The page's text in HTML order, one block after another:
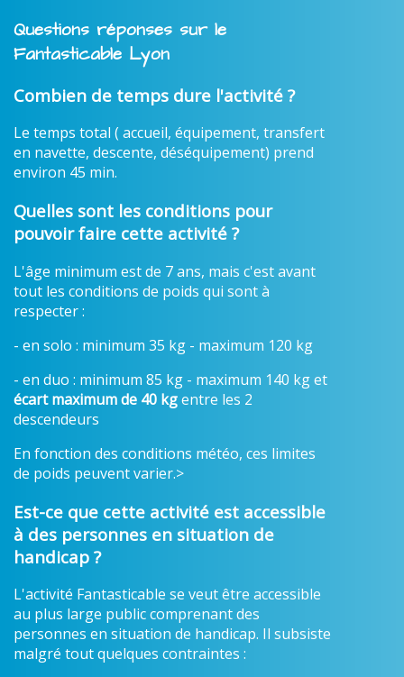
Questions réponses sur le
Fantasticable Lyon
Combien de temps dure l'activité ?
Le temps total ( accueil, équipement, transfert
en navette, descente, déséquipement) prend
environ 45 min.
Quelles sont les conditions pour
pouvoir faire cette activité ?
L'âge minimum est de 7 ans, mais c'est avant
tout les conditions de poids qui sont à
respecter :
- en solo : minimum 35 kg - maximum 120 kg
- en duo : minimum 85 kg - maximum 140 kg et
écart maximum de 40 kgentre les 2
descendeurs
En fonction des conditions météo, ces limites
de poids peuvent varier.>
Est-ce que cette activité est accessible
à des personnes en situation de
handicap ?
L'activité Fantasticable se veut être accessible
au plus large public comprenant des
personnes en situation de handicap. Il subsiste
malgré tout quelques contraintes :